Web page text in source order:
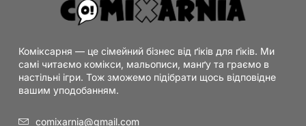
Коміксарня — це сімейний бізнес від ґіків для ґіків. Ми
самі читаємо комікси, мальописи, манґу та граємо в
настільні ігри. Тож зможемо підібрати щось відповідне
вашим уподобанням.
comixarnia@gmail.com